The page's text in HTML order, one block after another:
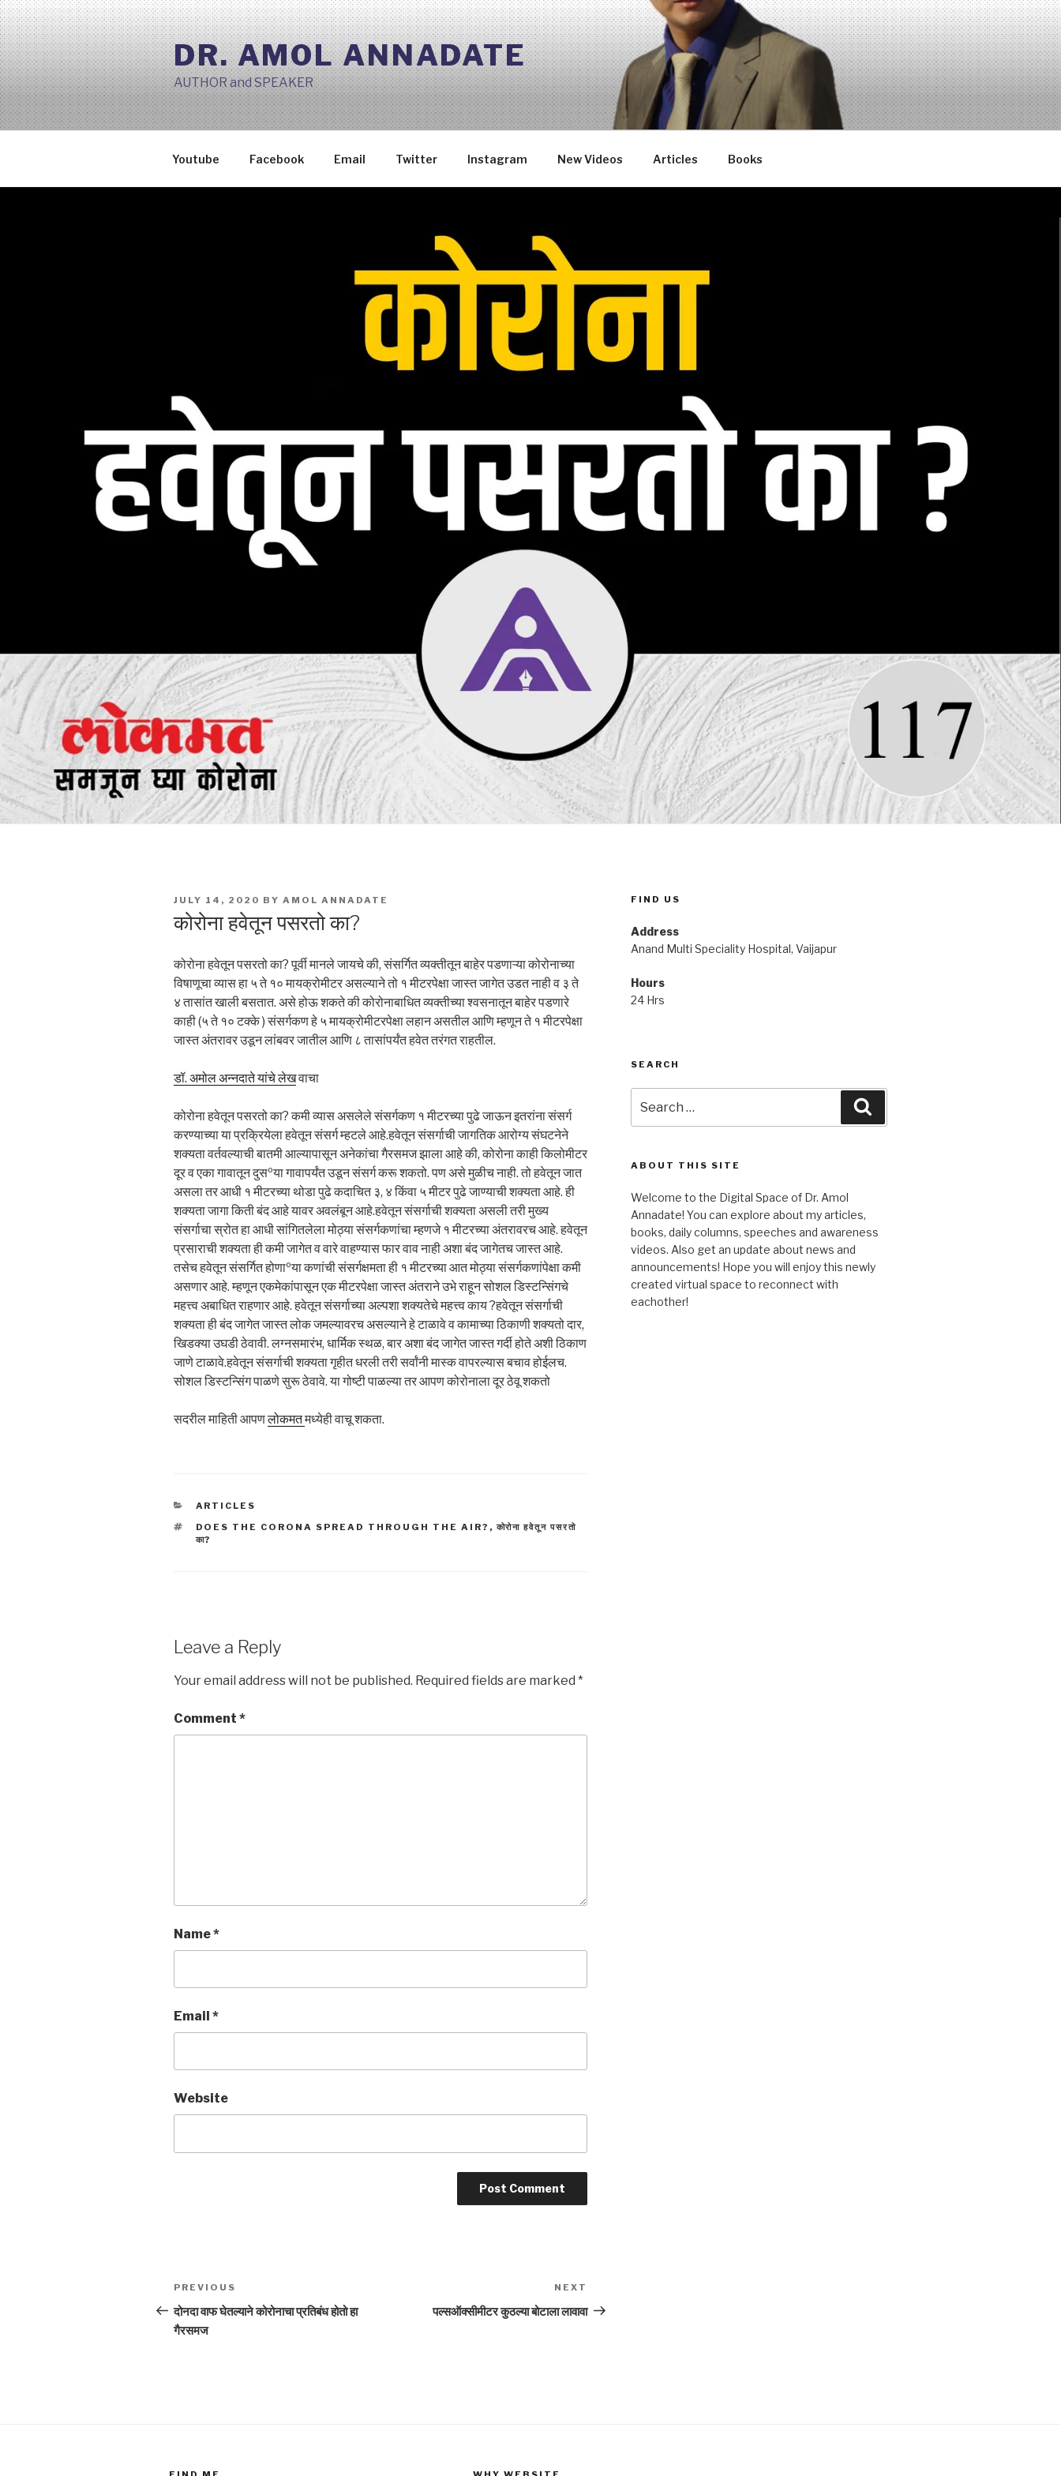
Skip
to
content
DR. AMOL ANNADATE
AUTHOR and SPEAKER
Youtube Facebook Email Twitter Instagram New Videos Articles Books
POSTED
ON
JULY 14, 2020 BY AMOL ANNADATE
कोरोना हवेतून पसरतो का?
कोरोना हवेतून पसरतो का? पूर्वी मानले जायचे की, संसर्गित व्यक्तीतून बाहेर पडणाऱ्या कोरोनाच्या
विषाणूचा व्यास हा ५ ते १० मायक्रोमीटर असल्याने तो १ मीटरपेक्षा जास्त जागेत उडत नाही व ३ ते
४ तासांत खाली बसतात. असे होऊ शकते की कोरोनाबाधित व्यक्तीच्या श्वसनातून बाहेर पडणारे
काही (५ ते १० टक्के ) संसर्गकण हे ५ मायक्रोमीटरपेक्षा लहान असतील आणि म्हणून ते १ मीटरपेक्षा
जास्त अंतरावर उडून लांबवर जातील आणि ८ तासांपर्यंत हवेत तरंगत राहतील.
डॉ. अमोल अन्नदाते यांचे लेखवाचा
कोरोना हवेतून पसरतो का? कमी व्यास असलेले संसर्गकण १ मीटरच्या पुढे जाऊन इतरांना संसर्ग
करण्याच्या या प्रक्रियेला हवेतून संसर्ग म्हटले आहे.हवेतून संसर्गाची जागतिक आरोग्य संघटनेने
शक्यता वर्तवल्याची बातमी आल्यापासून अनेकांचा गैरसमज झाला आहे की, कोरोना काही किलोमीटर
दूर व एका गावातून दुसºया गावापर्यंत उडून संसर्ग करू शकतो. पण असे मुळीच नाही. तो हवेतून जात
असला तर आधी १ मीटरच्या थोडा पुढे कदाचित ३, ४ किंवा ५ मीटर पुढे जाण्याची शक्यता आहे. ही
शक्यता जागा किती बंद आहे यावर अवलंबून आहे.हवेतून संसर्गाची शक्यता असली तरी मुख्य
संसर्गाचा स्रोत हा आधी सांगितलेला मोठ्या संसर्गकणांचा म्हणजे १ मीटरच्या अंतरावरच आहे. हवेतून
प्रसाराची शक्यता ही कमी जागेत व वारे वाहण्यास फार वाव नाही अशा बंद जागेतच जास्त आहे.
तसेच हवेतून संसर्गित होणाºया कणांची संसर्गक्षमता ही १ मीटरच्या आत मोठ्या संसर्गकणांपेक्षा कमी
असणार आहे. म्हणून एकमेकांपासून एक मीटरपेक्षा जास्त अंतराने उभे राहून सोशल डिस्टन्सिंगचे
महत्त्व अबाधित राहणार आहे. हवेतून संसर्गाच्या अल्पशा शक्यतेचे महत्त्व काय ?हवेतून संसर्गाची
शक्यता ही बंद जागेत जास्त लोक जमल्यावरच असल्याने हे टाळावे व कामाच्या ठिकाणी शक्यतो दार,
खिडक्या उघडी ठेवावी. लग्नसमारंभ, धार्मिक स्थळ, बार अशा बंद जागेत जास्त गर्दी होते अशी ठिकाण
जाणे टाळावे.हवेतून संसर्गाची शक्यता गृहीत धरली तरी सर्वांनी मास्क वापरल्यास बचाव होईलच.
सोशल डिस्टन्सिंग पाळणे सुरू ठेवावे. या गोष्टी पाळल्या तर आपण कोरोनाला दूर ठेवू शकतो
सदरील माहिती आपणलोकमतमध्येही वाचू शकता.
CATEGORIES
ARTICLES
TAGS
DOES THE CORONA SPREAD THROUGH THE AIR? , कोरोना हवेतून पसरतो
का?
Leave a Reply
Your email address will not be published. Required fields are marked *
Comment *
Name*
Email *
Website
Post
navigation
Previous
Post
PREVIOUS
दोनदा वाफ घेतल्याने कोरोनाचा प्रतिबंध होतो हा
गैरसमज
Post
NEXT
पल्सऑक्सीमीटर कुठल्या बोटाला लावावा
FIND US
Address
Anand Multi Speciality Hospital, Vaijapur
Hours
24 Hrs
SEARCH
for:
ABOUT THIS SITE
Welcome to the Digital Space of Dr. Amol
Annadate! You can explore about my articles,
books, daily columns, speeches and awareness
videos. Also get an update about news and
announcements! Hope you will enjoy this newly
created virtual space to reconnect with
eachother!